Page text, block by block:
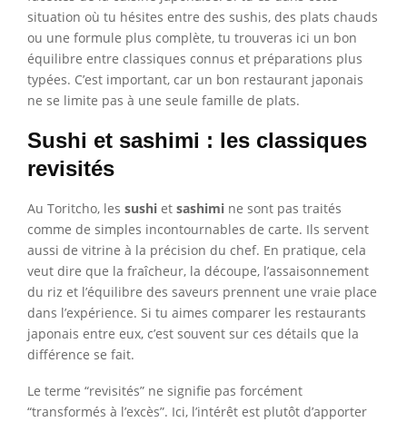
situation où tu hésites entre des sushis, des plats chauds
ou une formule plus complète, tu trouveras ici un bon
équilibre entre classiques connus et préparations plus
typées. C’est important, car un bon restaurant japonais
ne se limite pas à une seule famille de plats.
Sushi et sashimi : les classiques
revisités
Au Toritcho, les sushi et sashimi ne sont pas traités
comme de simples incontournables de carte. Ils servent
aussi de vitrine à la précision du chef. En pratique, cela
veut dire que la fraîcheur, la découpe, l’assaisonnement
du riz et l’équilibre des saveurs prennent une vraie place
dans l’expérience. Si tu aimes comparer les restaurants
japonais entre eux, c’est souvent sur ces détails que la
différence se fait.
Le terme “revisités” ne signifie pas forcément
“transformés à l’excès”. Ici, l’intérêt est plutôt d’apporter